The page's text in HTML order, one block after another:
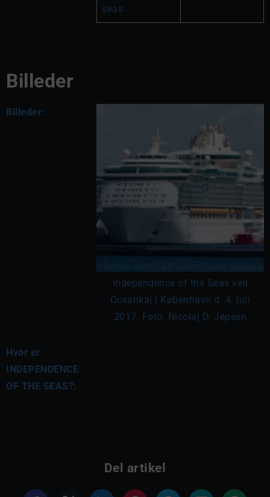
seas
Billeder
Billeder:
Independence of the Seas ved
Oceankaj i København d. 4. juli
2017. Foto: Nicolaj D. Jepsen
Hvor er
INDEPENDENCE
OF THE SEAS?:
Del artikel